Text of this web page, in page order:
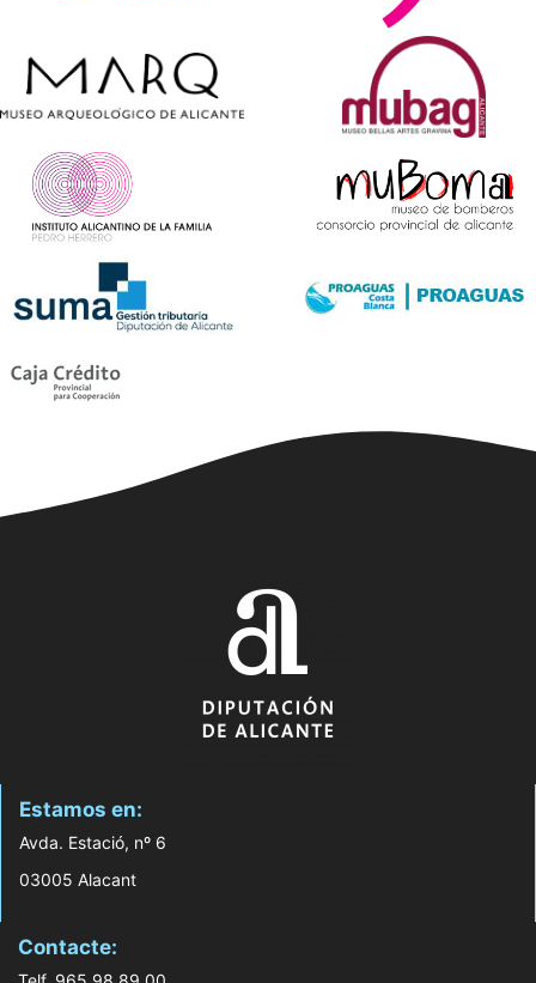
Estamos en:
Avda. Estació, nº 6
03005 Alacant
Contacte: